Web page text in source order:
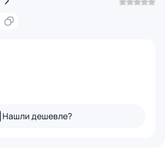
Нашли дешевле?